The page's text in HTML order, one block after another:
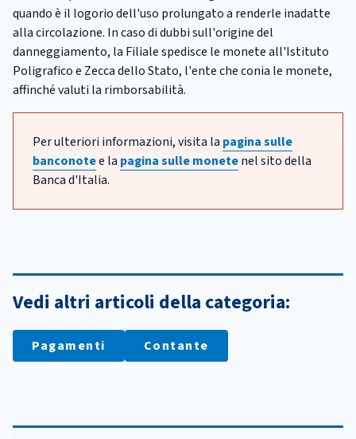
quando è il logorio dell'uso prolungato a renderle inadatte
alla circolazione. In caso di dubbi sull'origine del
danneggiamento, la Filiale spedisce le monete all'Istituto
Poligrafico e Zecca dello Stato, l'ente che conia le monete,
affinché valuti la rimborsabilità.
Per ulteriori informazioni, visita la pagina sulle
banconotee la pagina sulle monetenel sito della
Banca d'Italia.
Vedi altri articoli della categoria:
Pagamenti Contante